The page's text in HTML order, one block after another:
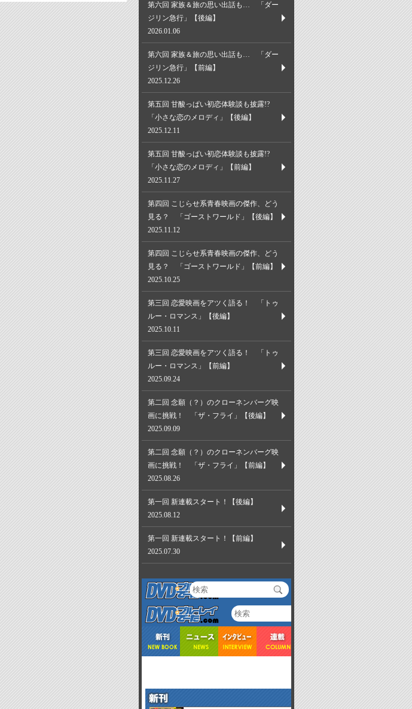
第六回 家族＆旅の思い出話も… 「ダー
ジリン急行」【後編】
2026.01.06
第六回 家族＆旅の思い出話も… 「ダー
ジリン急行」【前編】
2025.12.26
第五回 甘酸っぱい初恋体験談も披露!?
「小さな恋のメロディ」【後編】
2025.12.11
第五回 甘酸っぱい初恋体験談も披露!?
「小さな恋のメロディ」【前編】
2025.11.27
第四回 こじらせ系青春映画の傑作、どう
見る？ 「ゴーストワールド」【後編】
2025.11.12
第四回 こじらせ系青春映画の傑作、どう
見る？ 「ゴーストワールド」【前編】
2025.10.25
第三回 恋愛映画をアツく語る！ 「トゥ
ルー・ロマンス」【後編】
2025.10.11
第三回 恋愛映画をアツく語る！ 「トゥ
ルー・ロマンス」【前編】
2025.09.24
第二回 念願（？）のクローネンバーグ映
画に挑戦！ 「ザ・フライ」【後編】
2025.09.09
第二回 念願（？）のクローネンバーグ映
画に挑戦！ 「ザ・フライ」【前編】
2025.08.26
第一回 新連載スタート！【後編】
2025.08.12
第一回 新連載スタート！【前編】
2025.07.30